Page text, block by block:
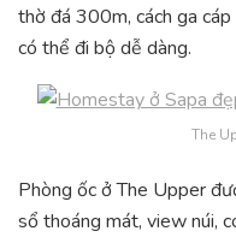
thờ đá 300m, cách ga
có thể đi bộ dễ dàng.
The
Phòng ốc ở The Upper
sổ thoáng mát, view núi,